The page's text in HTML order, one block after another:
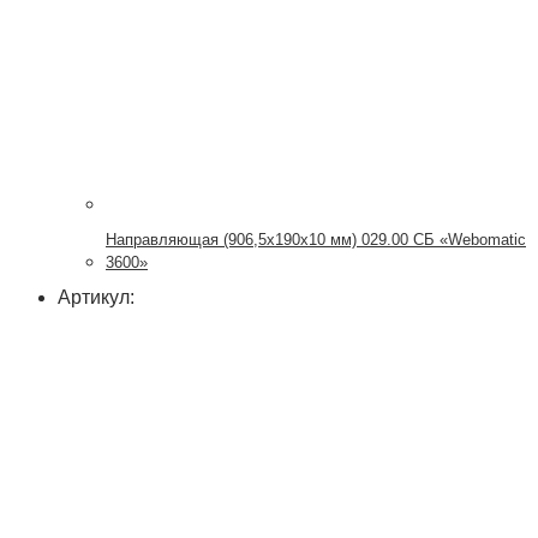
Направляющая (906,5х190х10 мм) 029.00 СБ «Webomatic
3600»
Артикул: